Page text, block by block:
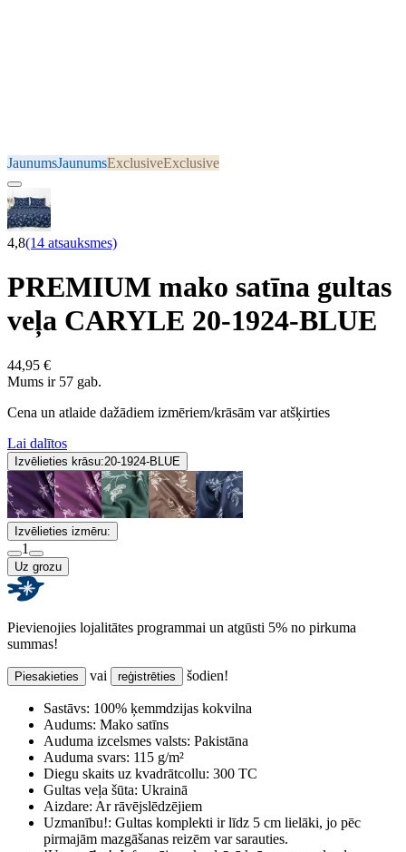
JaunumsJaunumsExclusiveExclusive
4,8(14 atsauksmes)
PREMIUM mako satīna gultas
veļa CARYLE 20-1924-BLUE
44,95 €
Mums ir 57 gab.
Cena un atlaide dažādiem izmēriem/krāsām var atšķirties
Lai dalītos
Izvēlieties krāsu:20-1924-BLUE
Izvēlieties izmēru:
1
Uz grozu
Pievienojies lojalitātes programmai un atgūsti 5% no pirkuma
summas!
Piesakieties vai reģistrēties šodien!
Sastāvs: 100% ķemmdzijas kokvilna
Audums: Mako satīns
Auduma izcelsmes valsts: Pakistāna
Auduma svars: 115 g/m²
Diegu skaits uz kvadrātcollu: 300 TC
Gultas veļa šūta: Ukrainā
Aizdare: Ar rāvējslēdzējiem
Uzmanību!: Gultas komplekti ir līdz 5 cm lielāki, jo pēc
pirmajām mazgāšanas reizēm var sarauties.